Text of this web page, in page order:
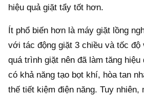
hiệu quả giặt tẩy tốt hơn.
Ít phổ biến hơn là máy giặt lồng
với tác động giặt 3 chiều và tốc độ
quá trình giặt nên đã làm tăng
có khả năng tạo bọt khí, hòa tan
thế tiết kiệm điện năng. Tuy